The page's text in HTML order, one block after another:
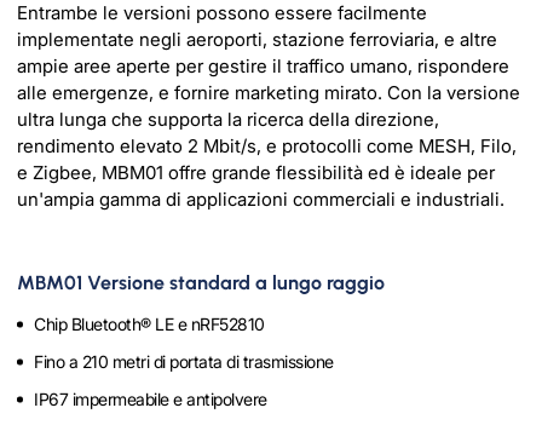
Entrambe le versioni possono essere facilmente
implementate negli aeroporti, stazione ferroviaria, e altre
ampie aree aperte per gestire il traffico umano, rispondere
alle emergenze, e fornire marketing mirato. Con la versione
ultra lunga che supporta la ricerca della direzione,
rendimento elevato 2 Mbit/s, e protocolli come MESH, Filo,
e Zigbee, MBM01 offre grande flessibilità ed è ideale per
un'ampia gamma di applicazioni commerciali e industriali.
MBM01 Versione standard a lungo raggio
Chip Bluetooth® LE e nRF52810
Fino a 210 metri di portata di trasmissione
IP67 impermeabile e antipolvere